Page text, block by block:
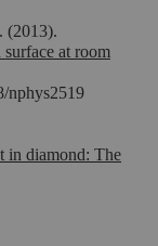
(2013).
at room
nphys2519
in diamond: The